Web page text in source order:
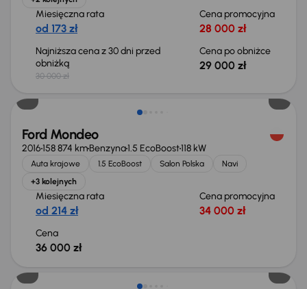
Miesięczna rata
od 173 zł
Cena promocyjna
28 000 zł
Najniższa cena z 30 dni przed
obniżką
30 000 zł
Cena po obniżce
29 000 zł
Ford Mondeo
2016158 874 kmBenzyna1.5 EcoBoost118 kW
Auta krajowe 1.5 EcoBoost Salon Polska
Navi
+3 kolejnych
Miesięczna rata
od 214 zł
Cena promocyjna
34 000 zł
Cena
36 000 zł
Od nowego taniej o 36 775 zł